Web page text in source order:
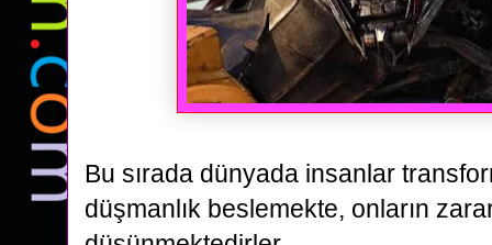
Bu sırada dünyada insanlar
düşmanlık beslemekte, onların